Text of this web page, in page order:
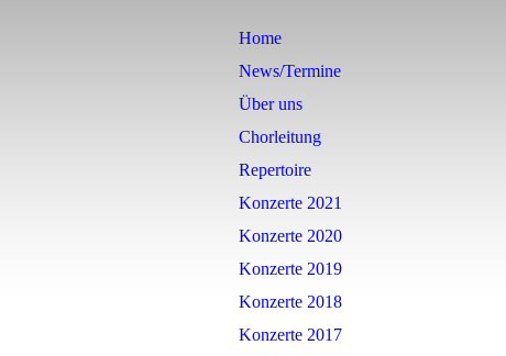
Home
News/Termine
Über uns
Chorleitung
Repertoire
Konzerte 2021
Konzerte 2020
Konzerte 2019
Konzerte 2018
Konzerte 2017